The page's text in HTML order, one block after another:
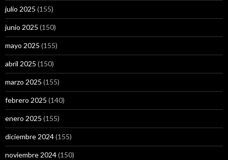
julio 2025 (155)
junio 2025 (150)
mayo 2025 (155)
abril 2025 (150)
marzo 2025 (155)
febrero 2025 (140)
enero 2025 (155)
diciembre 2024(155)
noviembre 2024(150)